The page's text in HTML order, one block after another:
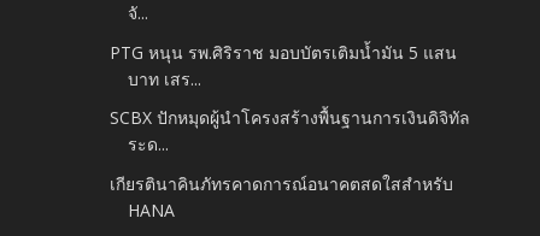
จั...
PTG หนุน รพ.ศิริราช มอบบัตรเติมน้ำมัน 5 แสน
บาท เสร...
SCBX ปักหมุดผู้นำโครงสร้างพื้นฐานการเงินดิจิทัล
ระด...
เกียรตินาคินภัทรคาดการณ์อนาคตสดใสสำหรับ
HANA